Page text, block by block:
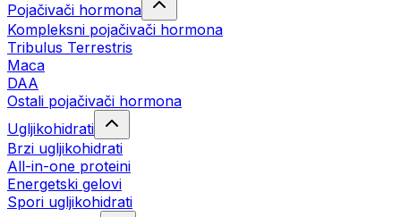
Pojačivači hormona
Kompleksni pojačivači hormona
Tribulus Terrestris
Maca
DAA
Ostali pojačivači hormona
Ugljikohidrati
Brzi ugljikohidrati
All-in-one proteini
Energetski gelovi
Spori ugljikohidrati